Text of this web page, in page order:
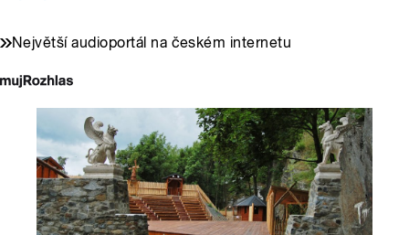
Největší audioportál na českém internetu